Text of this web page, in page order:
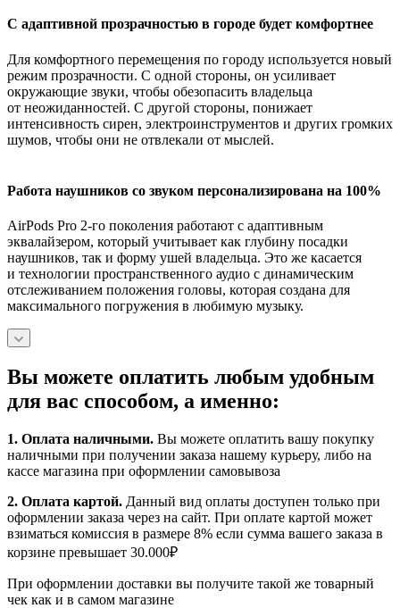
С адаптивной прозрачностью в городе будет комфортнее
Для комфортного перемещения по городу используется новый
режим прозрачности. С одной стороны, он усиливает
окружающие звуки, чтобы обезопасить владельца
от неожиданностей. С другой стороны, понижает
интенсивность сирен, электроинструментов и других громких
шумов, чтобы они не отвлекали от мыслей.
Работа наушников со звуком персонализирована на 100%
AirPods Pro 2-го поколения работают с адаптивным
эквалайзером, который учитывает как глубину посадки
наушников, так и форму ушей владельца. Это же касается
и технологии пространственного аудио с динамическим
отслеживанием положения головы, которая создана для
максимального погружения в любимую музыку.
Вы можете оплатить любым удобным
для вас способом, а именно:
1. Оплата наличными. Вы можете оплатить вашу покупку
наличными при получении заказа нашему курьеру, либо на
кассе магазина при оформлении самовывоза
2. Оплата картой. Данный вид оплаты доступен только при
оформлении заказа через на сайт. При оплате картой может
взиматься комиссия в размере 8% если сумма вашего заказа в
корзине превышает 30.000₽
При оформлении доставки вы получите такой же товарный
чек как и в самом магазине